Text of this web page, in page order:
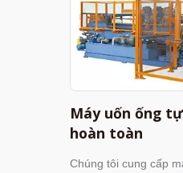
Máy uốn ống
hoàn toàn
Chúng tôi cung cấp